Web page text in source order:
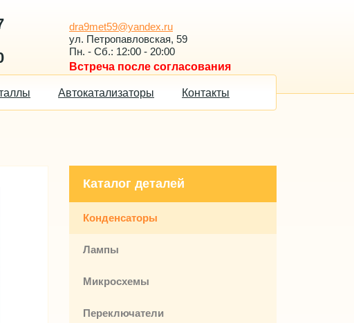
dra9met59@yandex.ru
ул. Петропавловская, 59
Пн. - Сб.: 12:00 - 20:00
Встреча после согласования
Автокатализаторы Контакты
Каталог деталей
Конденсаторы
Лампы
Микросхемы
Переключатели